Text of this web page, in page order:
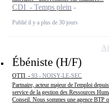
CDI - Temps plein
Publié il y a plus de 30 jours
Ébéniste (H/F)
OTTI - 93 - NOISY-LE-SEC
Partnaire, acteur majeur de l'emploi
service de la gestion des Ressources
Conseil. Nous sommes une agence BTP